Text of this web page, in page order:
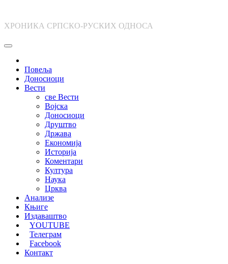
content
ХРОНИКА СРПСКО-РУСКИХ ОДНОСА
Повеља
Доносиоци
Вести
све Вести
Војска
Доносиоци
Друштво
Држава
Економија
Историја
Коментари
Култура
Наука
Црква
Анализе
Књиге
Издаваштво
YOUTUBE
Телеграм
Facebook
Контакт